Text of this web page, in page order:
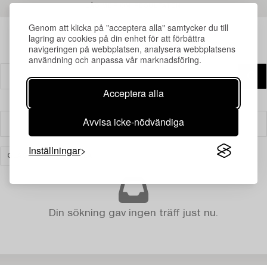
Genom att klicka på "acceptera alla" samtycker du till
lagring av cookies på din enhet för att förbättra
navigeringen på webbplatsen, analysera webbplatsens
användning och anpassa vår marknadsföring.
Acceptera alla
Avvisa icke-nödvändiga
Inställningar
Filter
GLAS RENSA ALLA
Din sökning gav ingen träff just nu.